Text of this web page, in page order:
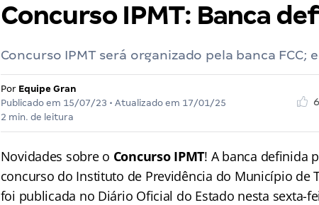
Concurso IPMT: Banca
Concurso IPMT será organizado pela banca FCC;
Por Equipe Gran
Publicado em 15/07/23 • Atualizado em 17/01/25
2 min. de leitura
6
Novidades sobre o Concurso IPMT! A banca definida
concurso do Instituto de Previdência do Município de
foi publicada no Diário Oficial do Estado nesta sexta-